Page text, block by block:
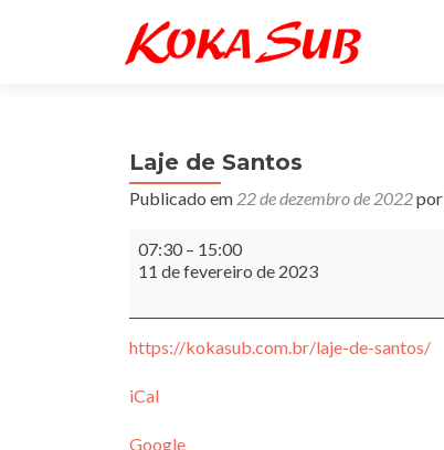
Laje de Santos
Publicado em 22 de dezembro de 2022por
Laje
de
Santos
07:30 – 15:00
11 de fevereiro de 2023
https://kokasub.com.br/laje-de-santos/
iCal
Google